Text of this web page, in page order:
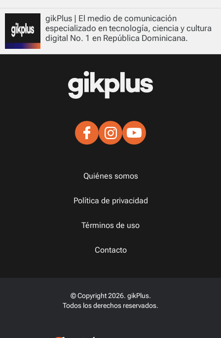
gikPlus | El medio de comunicación
especializado en tecnología, ciencia y cultura
digital No. 1 en República Dominicana.
Quiénes somos
Política de privacidad
Términos de uso
Contacto
© Copyright 2026. gikPlus.
Todos los derechos reservados.